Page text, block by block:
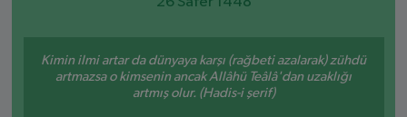
Kimin ilmi artar da dünyaya karşı (rağbeti azalarak) zühdü
artmazsa o kimsenin ancak Allâhü Teâlâ'dan uzaklığı
artmış olur. (Hadis-i şerif)
EKONOMİ